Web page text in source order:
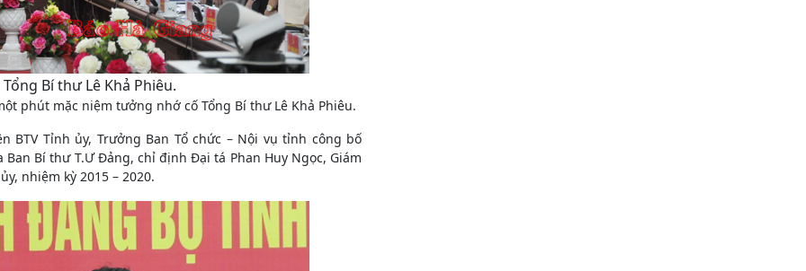
Bí thư Lê Khả Phiêu.
phút mặc niệm tưởng nhớ cố Tổng Bí thư Lê Khả Phiêu.
BTV Tỉnh ủy, Trưởng Ban Tổ chức – Nội vụ tỉnh công bố
Ban Bí thư T.Ư Đảng, chỉ định Đại tá Phan Huy Ngọc, Giám
nhiệm kỳ 2015 – 2020.